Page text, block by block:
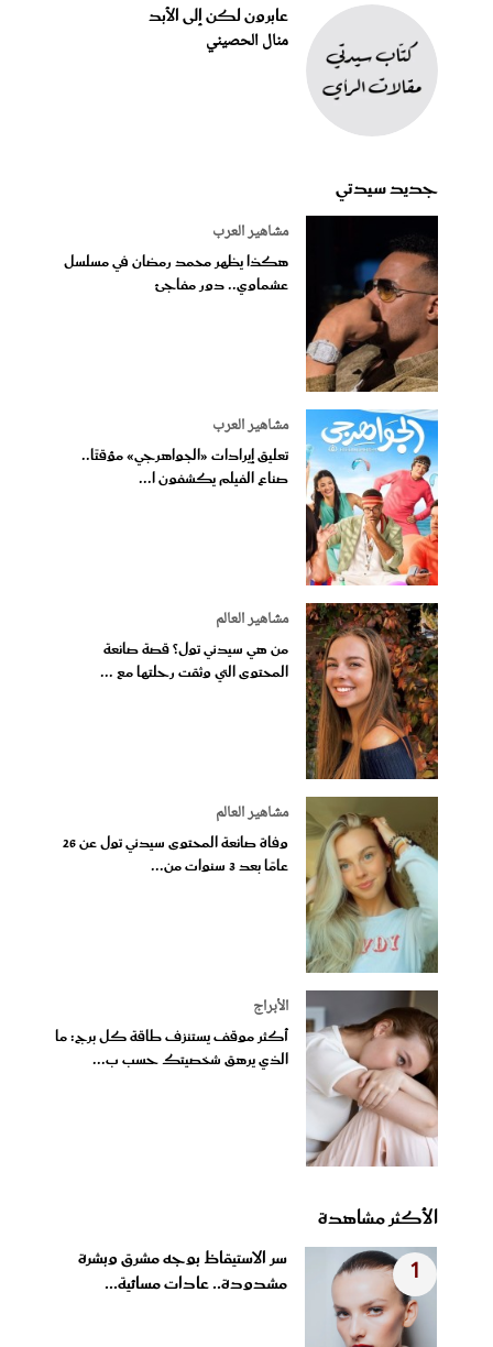
عابرون لكن إلى الأبد
منال الحصيني
جديد سيدتي
مشاهير العرب
هكذا يظهر محمد رمضان في مسلسل
عشماوي.. دور مفاجئ
مشاهير العرب
تعليق إيرادات «الجواهرجي» مؤقتًا..
صناع الفيلم يكشفون ا...
مشاهير العالم
من هي سيدني تول؟ قصة صانعة
المحتوى التي وثقت رحلتها مع ...
مشاهير العالم
وفاة صانعة المحتوى سيدني تول عن 26
عامًا بعد 3 سنوات من...
الأبراج
أكثر موقف يستنزف طاقة كل برج: ما
الذي يرهق شخصيتك حسب ب...
الأكثر مشاهدة
1
سر الاستيقاظ بوجه مشرق وبشرة
مشدودة.. عادات مسائية...